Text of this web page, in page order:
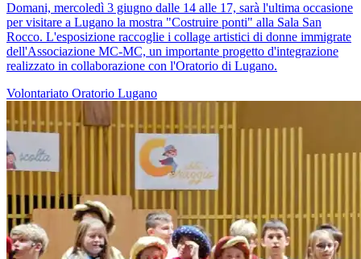
Domani, mercoledì 3 giugno dalle 14 alle 17, sarà l'ultima occasione
per visitare a Lugano la mostra "Costruire ponti" alla Sala San
Rocco. L'esposizione raccoglie i collage artistici di donne immigrate
dell'Associazione MC-MC, un importante progetto d'integrazione
realizzato in collaborazione con l'Oratorio di Lugano.
Volontariato Oratorio Lugano